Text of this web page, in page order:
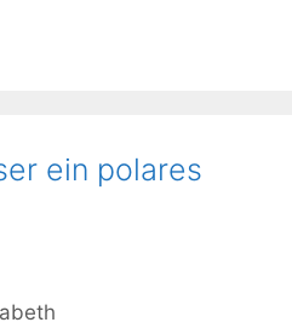
ein polares